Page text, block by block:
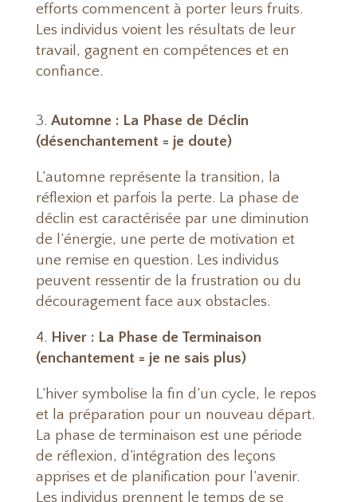
efforts commencent à porter leurs fruits.
Les individus voient les résultats de leur
travail, gagnent en compétences et en
confiance.
Automne : La Phase de Déclin
(désenchantement = je doute)
L’automne représente la transition, la
réflexion et parfois la perte. La phase de
déclin est caractérisée par une diminution
de l’énergie, une perte de motivation et
une remise en question. Les individus
peuvent ressentir de la frustration ou du
découragement face aux obstacles.
Hiver : La Phase de Terminaison
(enchantement = je ne sais plus)
L’hiver symbolise la fin d’un cycle, le repos
et la préparation pour un nouveau départ.
La phase de terminaison est une période
de réflexion, d’intégration des leçons
apprises et de planification pour l’avenir.
Les individus prennent le temps de se